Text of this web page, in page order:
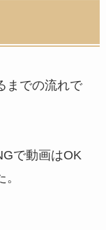
までの流れで
で動画はOK